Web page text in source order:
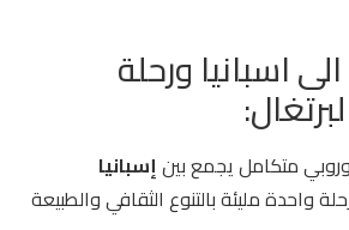
اسبانيا ورحلة
متكامل يجمع بينإسبانيا
واحدة مليئة بالتنوع الثقافي والطبيعة